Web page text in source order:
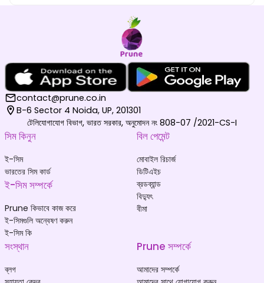
contact@prune.co.in
B-6 Sector 4 Noida, UP, 201301
টেলিযোগাযোগ বিভাগ, ভারত সরকার, অনুমোদন নং 808-07 /2021-CS-I
সিম কিনুন
ই-সিম
ভারতের সিম কার্ড
ই-সিম সম্পর্কে
Prune কিভাবে কাজ করে
ই-সিমগুলি অন্বেষণ করুন
ই-সিম কি
বিল পেমেন্ট
মোবাইল রিচার্জ
ডিটিএইচ
ব্রডব্যান্ড
বিদ্যুৎ
বীমা
সংস্থান
ব্লগ
Prune সম্পর্কে
আমাদের সম্পর্কে